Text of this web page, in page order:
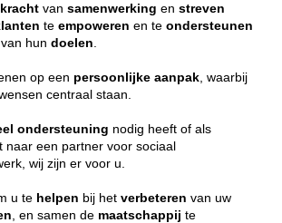
kracht van samenwerking en streven
te empoweren en te ondersteunen
van hun doelen
op een persoonlijke aanpak , waarbij
centraal staan.
ondersteuning nodig heeft of als
naar een partner voor sociaal
wij zijn er voor u.
u te helpen bij het verbeteren van uw
, en samen de maatschappij te